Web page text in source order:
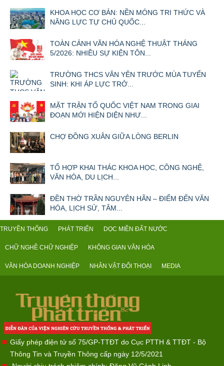
KHOA HỌC CƠ BẢN: NỀN MÓNG TRI THỨC VÀ
NĂNG LỰC TỰ CHỦ QUỐC...
TOÀN CẢNH VĂN HÓA NGHỆ THUẬT THÁNG
5/2026: NHIỀU SỰ KIỆN TÔN...
TRƯỜNG THCS VĂN YÊN TRƯỚC MÙA TUYỂN
SINH: KHI ÁP LỰC TRỞ...
MẶT TRẬN TỔ QUỐC VIỆT NAM TRONG GIAI
ĐOẠN MỚI HIỆN DIỆN NHƯ...
CHỢ ĐỒNG XUÂN GIỮA LÒNG BERLIN
TỔ HỢP KHAI THÁC KHOA HỌC, CÔNG NGHỆ,
VĂN HÓA, DU LỊCH...
ĐỀN THỜ TRẦN NGUYÊN HÃN – ĐIỂM ĐẾN VĂN
HÓA, LỊCH SỬ, TÂM...
TRUYỀN THỐNG PHÁT TRIỂN DỌC MIỀN ĐẤT NƯỚC
CHỮ NGHỀ CHỮ NGHIỆP KHÔNG GIAN VĂN HÓA
VĂN HÓA DOANH NGHIỆP NHÂN VẬT ĐỐI THOẠI MEDIA
Giấy phép điện tử số 75/GP-TTĐT do Cục PTTH & TTĐT - Bộ
Thông Tin và Truyền Thông cấp ngày 12/5/2021